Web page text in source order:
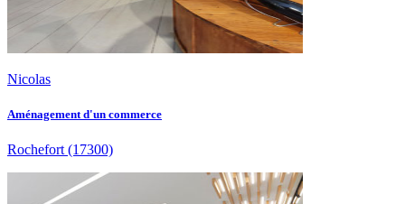
Nicolas
Aménagement d'un commerce
Rochefort (17300)